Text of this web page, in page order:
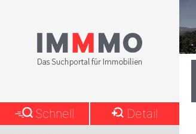
Schnell Detail